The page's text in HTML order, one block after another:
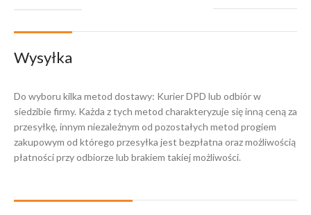
Wysyłka
Do wyboru kilka metod dostawy: Kurier DPD lub odbiór w
siedzibie firmy. Każda z tych metod charakteryzuje się inną ceną za
przesyłkę, innym niezależnym od pozostałych metod progiem
zakupowym od którego przesyłka jest bezpłatna oraz możliwością
płatności przy odbiorze lub brakiem takiej możliwości.